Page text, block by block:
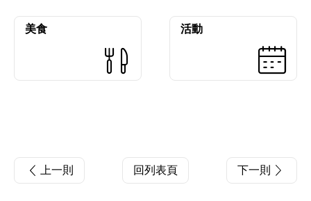
美食 活動
上一則 回列表頁 下一則